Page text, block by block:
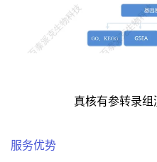
真核有参转录
服务优势